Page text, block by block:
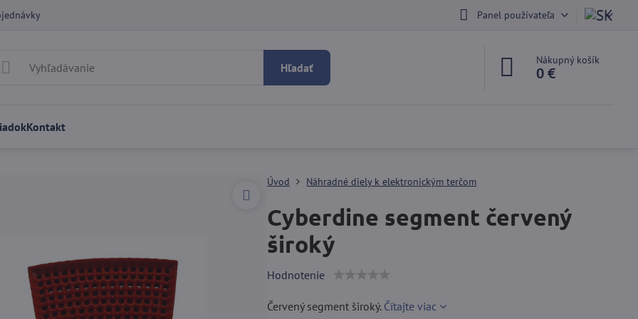
Panel používateľa
Hľadať
Nákupný košík
0 €
Kontakt
Úvod Náhradné diely k elektronickým terčom
Cyberdine segment červený
široký
Hodnotenie
Červený segment široký. Čítajte viac